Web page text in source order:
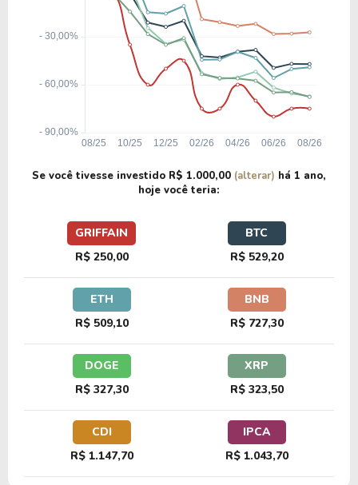
Se você tivesse investido R$ 1.000,00 (alterar) há 1 ano,
hoje você teria:
GRIFFAIN
R$ 250,00
BTC
R$ 529,20
ETH
R$ 509,10
BNB
R$ 727,30
DOGE
R$ 327,30
XRP
R$ 323,50
CDI
R$ 1.147,70
IPCA
R$ 1.043,70